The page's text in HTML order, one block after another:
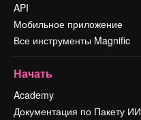
API
Мобильное приложение
Все инструменты Magnific
Начать
Academy
Документация по Пакету ИИ